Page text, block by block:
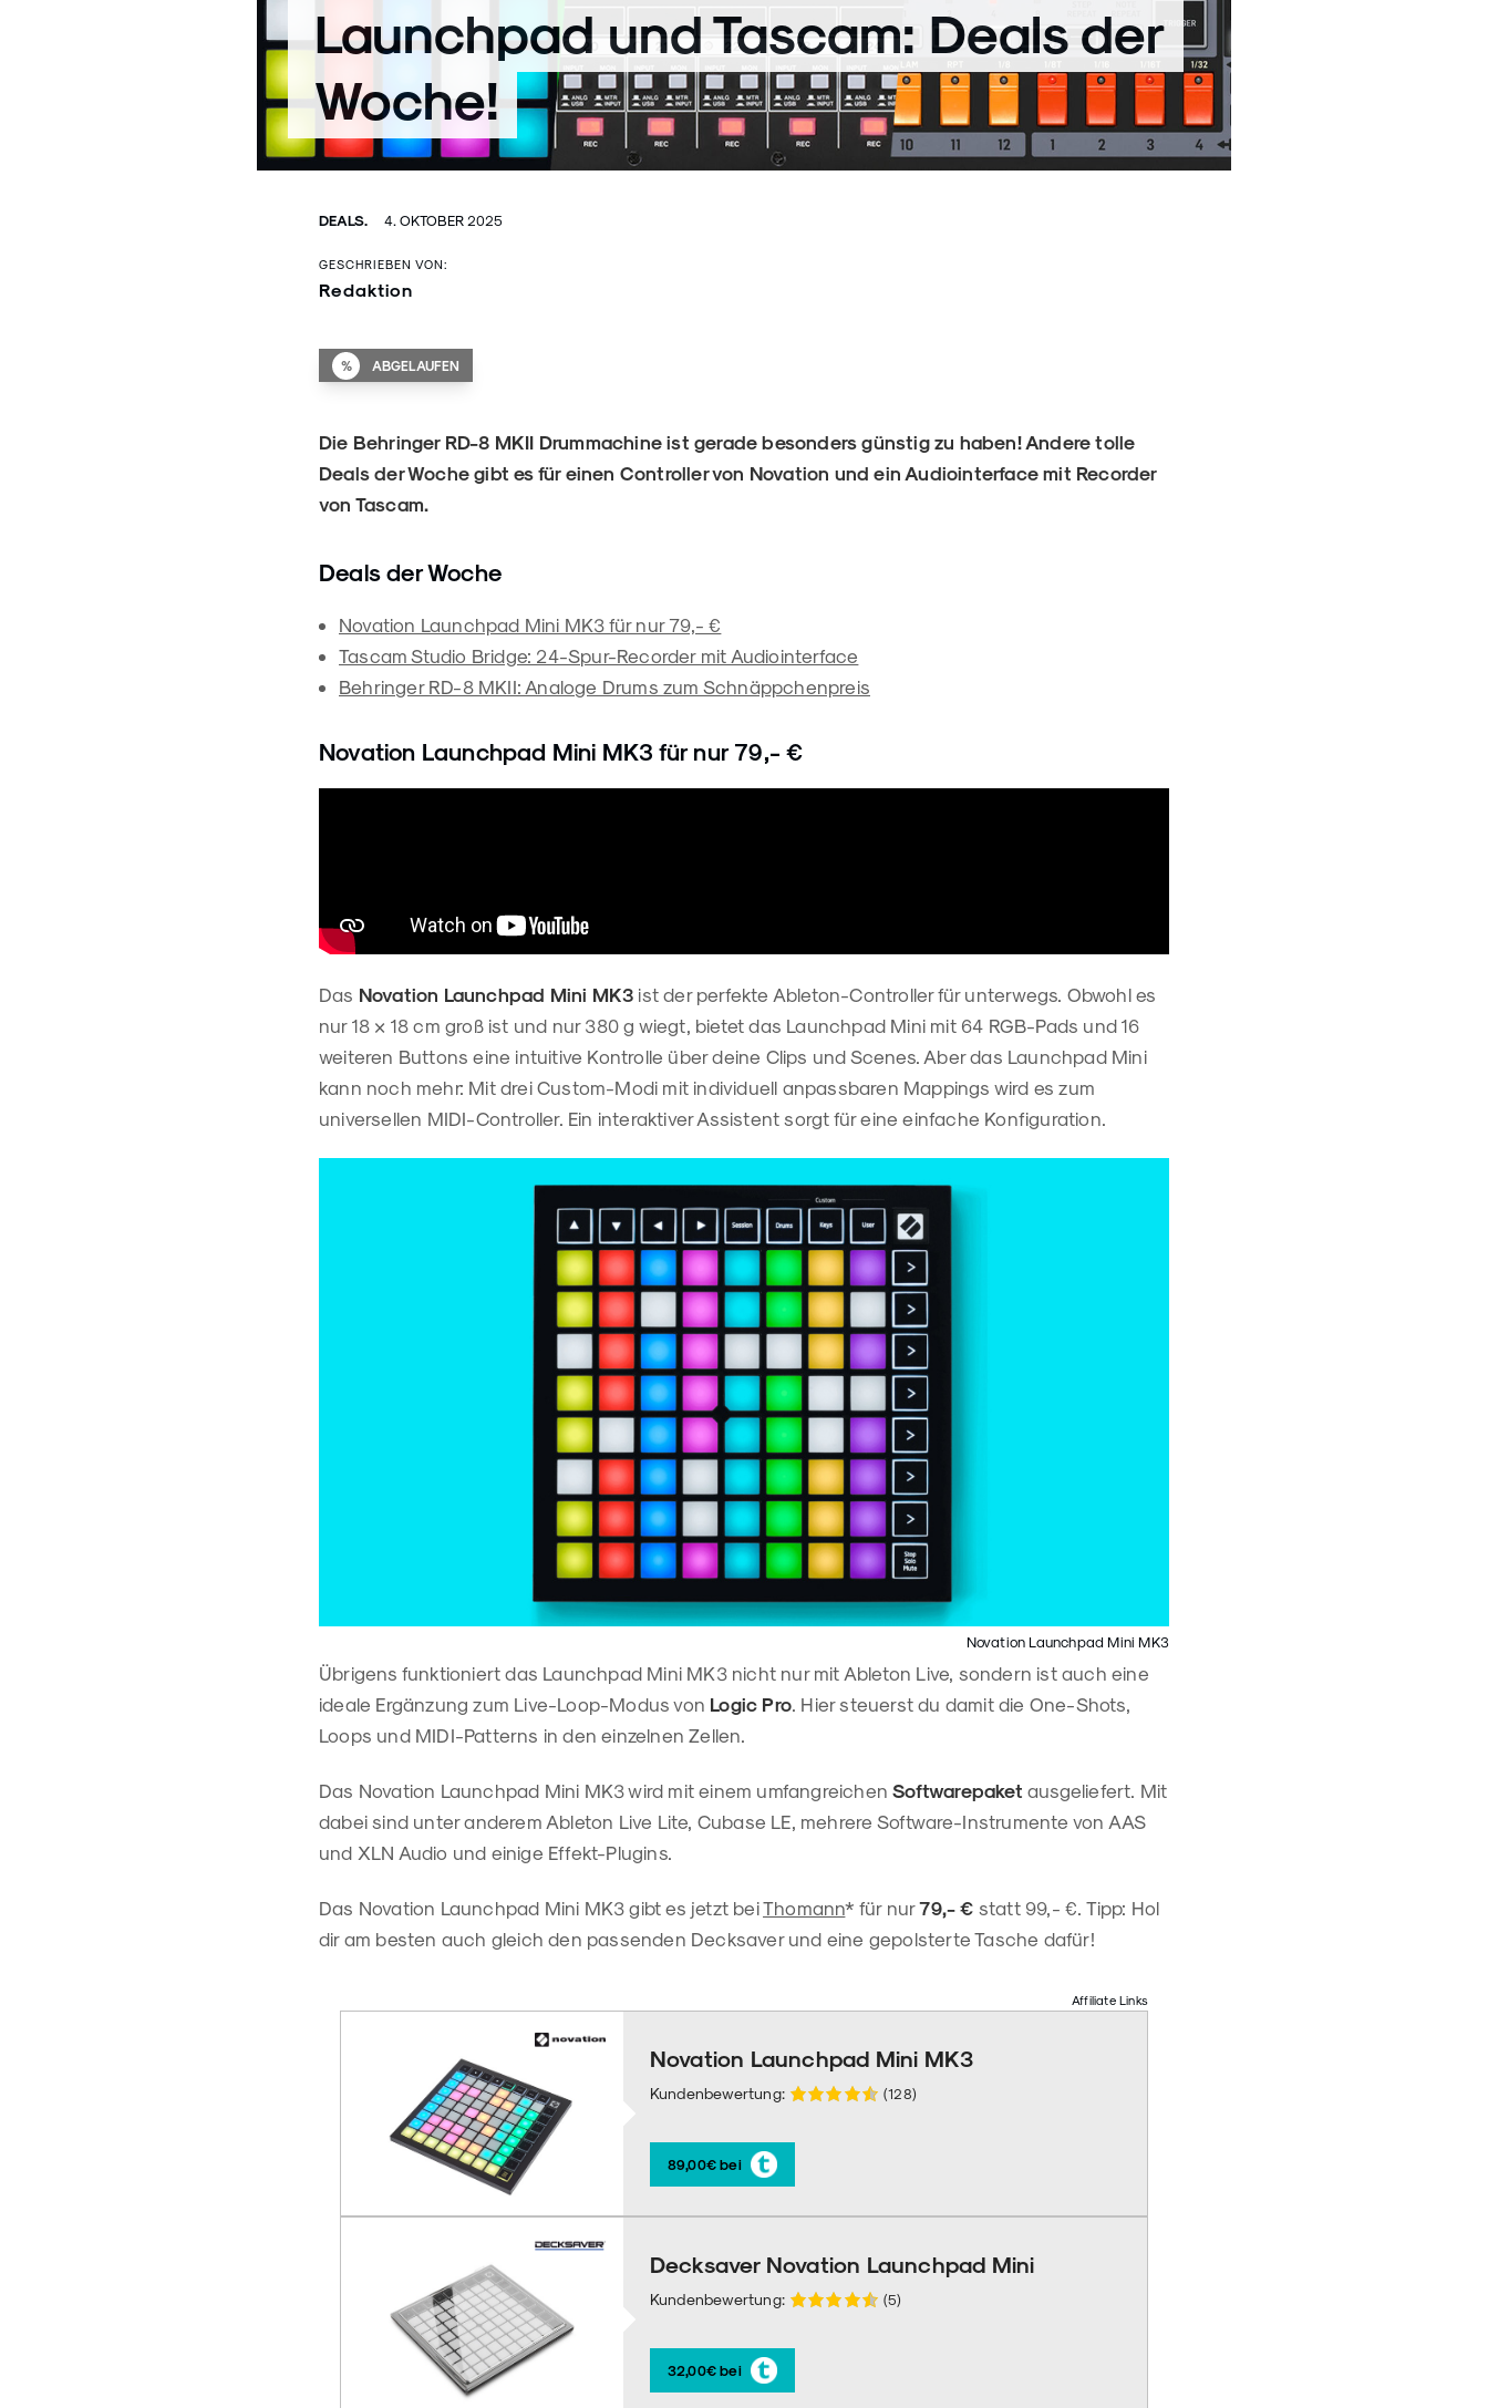
Launchpad und Tascam: Deals der
Woche!
DEALS. 4. OKTOBER 2025
GESCHRIEBEN VON:
Redaktion
% ABGELAUFEN
Die Behringer RD-8 MKII Drummachine ist gerade besonders günstig zu haben! Andere tolle
Deals der Woche gibt es für einen Controller von Novation und ein Audiointerface mit Recorder
von Tascam.
Deals der Woche
Novation Launchpad Mini MK3 für nur 79,- €
Tascam Studio Bridge: 24-Spur-Recorder mit Audiointerface
Behringer RD-8 MKII: Analoge Drums zum Schnäppchenpreis
Novation Launchpad Mini MK3 für nur 79,- €
Das Novation Launchpad Mini MK3 ist der perfekte Ableton-Controller für unterwegs. Obwohl es
nur 18 × 18 cm groß ist und nur 380 g wiegt, bietet das Launchpad Mini mit 64 RGB-Pads und 16
weiteren Buttons eine intuitive Kontrolle über deine Clips und Scenes. Aber das Launchpad Mini
kann noch mehr: Mit drei Custom-Modi mit individuell anpassbaren Mappings wird es zum
universellen MIDI-Controller. Ein interaktiver Assistent sorgt für eine einfache Konfiguration.
Novation Launchpad Mini MK3
Übrigens funktioniert das Launchpad Mini MK3 nicht nur mit Ableton Live, sondern ist auch eine
ideale Ergänzung zum Live-Loop-Modus von Logic Pro. Hier steuerst du damit die One-Shots,
Loops und MIDI-Patterns in den einzelnen Zellen.
Das Novation Launchpad Mini MK3 wird mit einem umfangreichenSoftwarepaket ausgeliefert. Mit
dabei sind unter anderem Ableton Live Lite, Cubase LE, mehrere Software-Instrumente von AAS
und XLN Audio und einige Effekt-Plugins.
Das Novation Launchpad Mini MK3 gibt es jetzt beiThomann* für nur79,- € statt 99,- €. Tipp: Hol
dir am besten auch gleich den passenden Decksaver und eine gepolsterte Tasche dafür!
Affiliate Links
Novation Launchpad Mini MK3
Kundenbewertung: (128)
89,00€ bei
Decksaver Novation Launchpad Mini
Kundenbewertung: (5)
32,00€ bei